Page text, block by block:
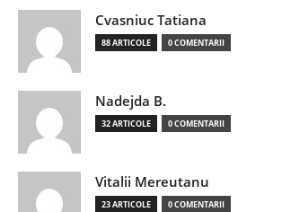
Cvasniuc Tatiana
88 ARTICOLE 0 COMENTARII
Nadejda B.
32 ARTICOLE 0 COMENTARII
Vitalii Mereutanu
23 ARTICOLE 0 COMENTARII